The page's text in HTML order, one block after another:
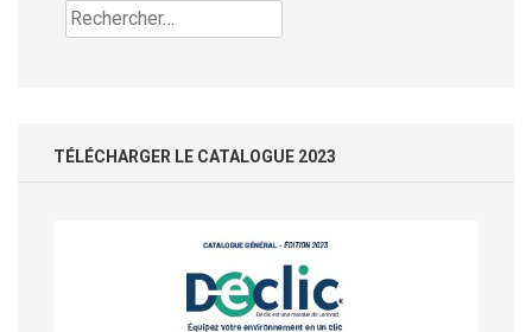
Rechercher :
TÉLÉCHARGER LE CATALOGUE 2023